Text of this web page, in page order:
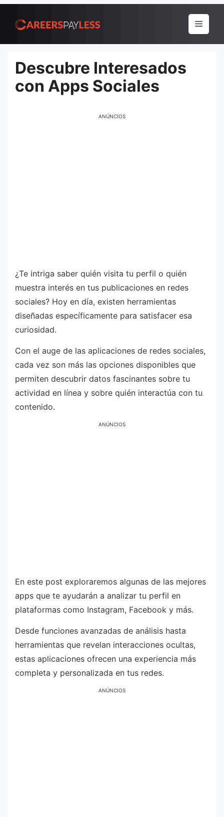
para
conteúdo
Menu
Descubre Interesados
con Apps Sociales
ANÚNCIOS
¿Te intriga saber quién visita tu perfil o quién
muestra interés en tus publicaciones en redes
sociales? Hoy en día, existen herramientas
diseñadas específicamente para satisfacer esa
curiosidad.
Con el auge de las aplicaciones de redes sociales,
cada vez son más las opciones disponibles que
permiten descubrir datos fascinantes sobre tu
actividad en línea y sobre quién interactúa con tu
contenido.
ANÚNCIOS
En este post exploraremos algunas de las mejores
apps que te ayudarán a analizar tu perfil en
plataformas como Instagram, Facebook y más.
Desde funciones avanzadas de análisis hasta
herramientas que revelan interacciones ocultas,
estas aplicaciones ofrecen una experiencia más
completa y personalizada en tus redes.
ANÚNCIOS